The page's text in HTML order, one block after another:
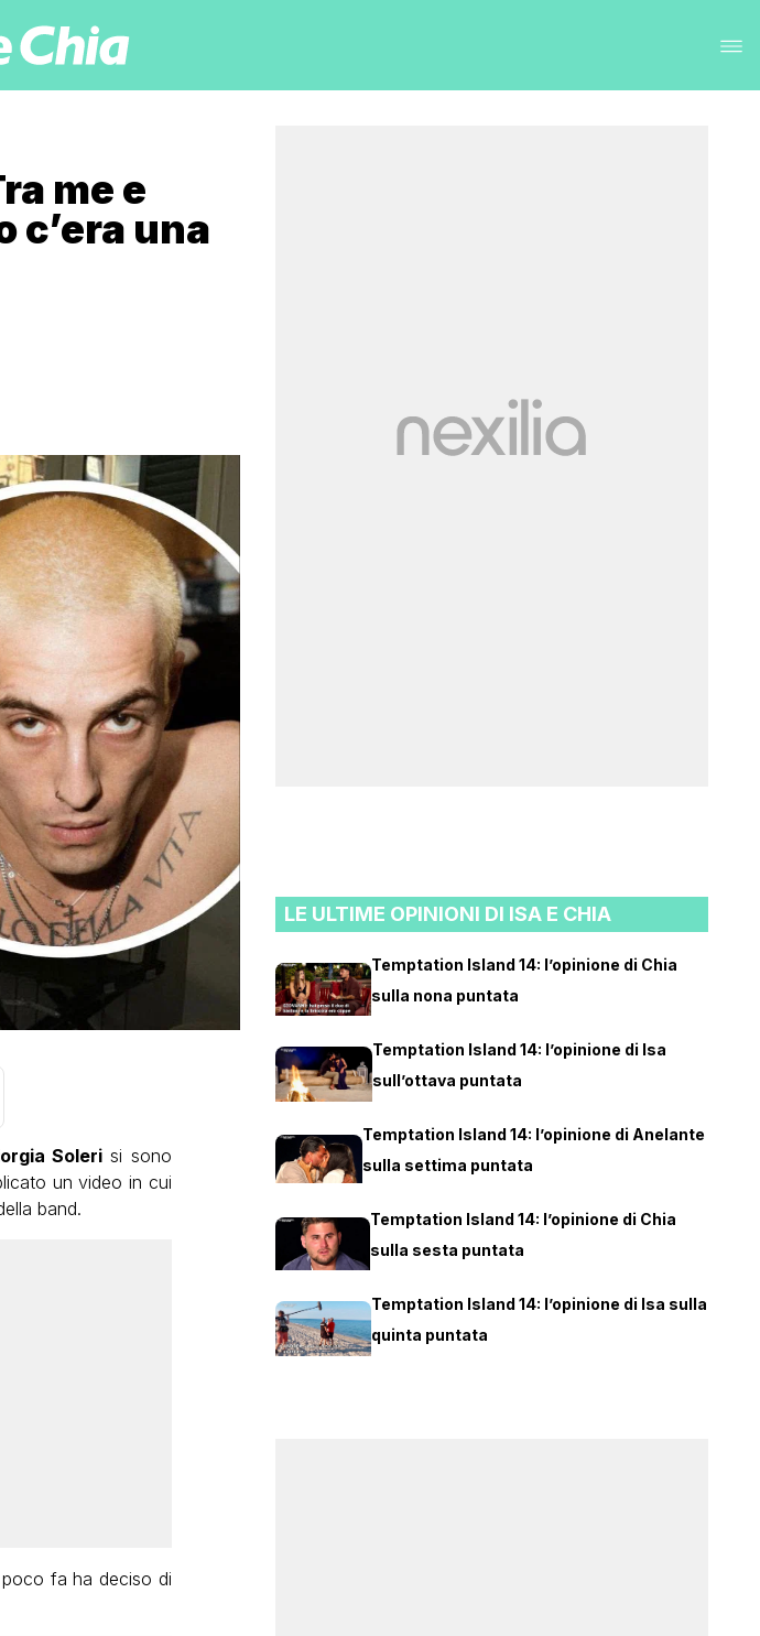
me e
c’era una
Soleri si sono
un video in cui
band.
fa ha deciso di
LE ULTIME OPINIONI DI ISA E CHIA
Temptation Island 14: l’opinione di Chia
sulla nona puntata
Temptation Island 14: l’opinione di Isa
sull’ottava puntata
Temptation Island 14: l’opinione di Anelante
sulla settima puntata
Temptation Island 14: l’opinione di Chia
sulla sesta puntata
Temptation Island 14: l’opinione di Isa sulla
quinta puntata